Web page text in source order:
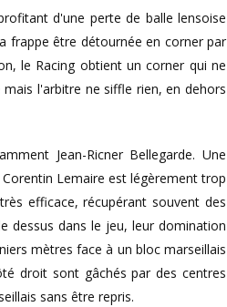
d'une perte de balle lensoise
frappe être détournée en corner par
le Racing obtient un corner qui ne
l'arbitre ne siffle rien, en dehors
Jean-Ricner Bellegarde. Une
Lemaire est légèrement trop
efficace, récupérant souvent des
dessus dans le jeu, leur domination
mètres face à un bloc marseillais
droit sont gâchés par des centres
sans être repris.